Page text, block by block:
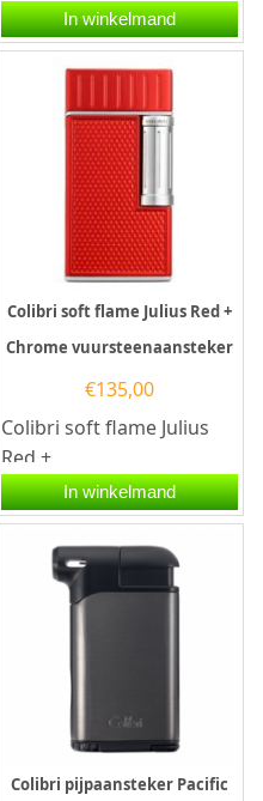
Black/Chroom. Deze
Colibri sigaren aansteker
In winkelmand
Colibri soft flame Julius Red +
Chrome vuursteenaansteker
€135,00
Colibri soft flame Julius
Red +
Chrome vuursteenaanste
ker. Deze Colibri
vuuraansteker heeft...
In winkelmand
Colibri pijpaansteker Pacific